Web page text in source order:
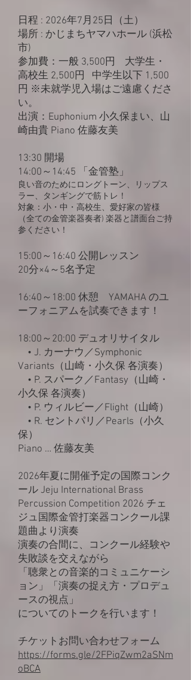
日程 : 2026年7月25日（土）
場所 : かじまちヤマハホール (浜松
市)
参加費：一般 3,500円 大学生・
高校生 2,500円 中学生以下 1,500
円 ※未就学児入場はご遠慮くださ
い。
出演：Euphonium 小久保まい、山
崎由貴 Piano 佐藤友美
13:30 開場
14:00～14:45 「金管塾」
良い音のためにロングトーン、リップス
ラー、タンギングで筋トレ！
対象：小・中・高校生、愛好家の皆様
（全ての金管楽器奏者) 楽器と譜面台ご持
参ください！
15:00～16:40 公開レッスン
20分×4～5名予定
16:40～18:00 休憩 YAMAHA のユ
ーフォニアムを試奏できます！
18:00～20:00 デュオリサイタル
• J. カーナウ／Symphonic
Variants（山崎・小久保 各演奏）
• P. スパーク／Fantasy（山崎・
小久保 各演奏）
• P. ウィルビー／Flight（山崎）
• R. セントパリ／Pearls（小久
保）
Piano … 佐藤友美
2026年夏に開催予定の国際コンク
ール Jeju International Brass
Percussion Competition 2026 チェ
ジュ国際金管打楽器コンクール課
題曲より演奏
演奏の合間に、コンクール経験や
失敗談を交えながら
「聴衆との音楽的コミュニケーシ
ョン」「演奏の捉え方・プロデュ
ースの視点」
についてのトークを行います！
チケットお問い合わせフォーム
https://forms.gle/2FPiqZwm2aSNm
oBCA